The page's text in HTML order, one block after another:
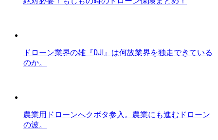
ドローン業界の雄『DJI』は何故業界を独走できている
のか。
農業用ドローンへクボタ参入。農業にも進むドローン
の波。